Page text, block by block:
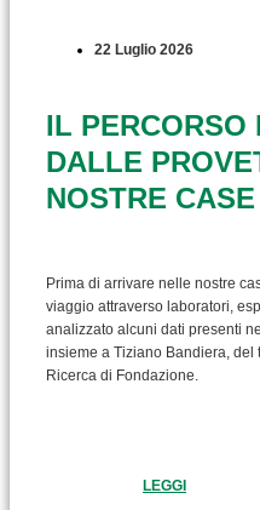
22 Luglio 2026
IL PERCORSO
DALLE
NOSTRE CASE
Prima di arrivare nelle nostre
viaggio attraverso laboratori,
analizzato alcuni dati presenti
insieme a Tiziano Bandiera,
Ricerca di Fondazione.
LEGGI